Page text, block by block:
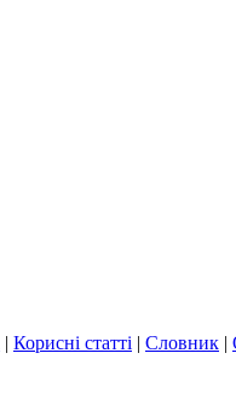
| Корисні статті | Словник |